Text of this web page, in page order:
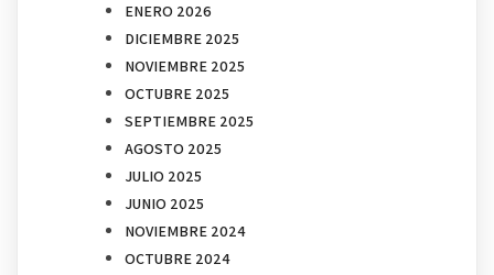
ENERO 2026
DICIEMBRE 2025
NOVIEMBRE 2025
OCTUBRE 2025
SEPTIEMBRE 2025
AGOSTO 2025
JULIO 2025
JUNIO 2025
NOVIEMBRE 2024
OCTUBRE 2024